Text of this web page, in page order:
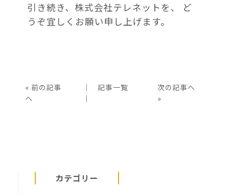
引き続き、株式会社テレネットを、 ど
うぞ宜しくお願い申し上げます。
« 前の記事
へ
│記事一覧
│
次の記事へ
»
カテゴリー